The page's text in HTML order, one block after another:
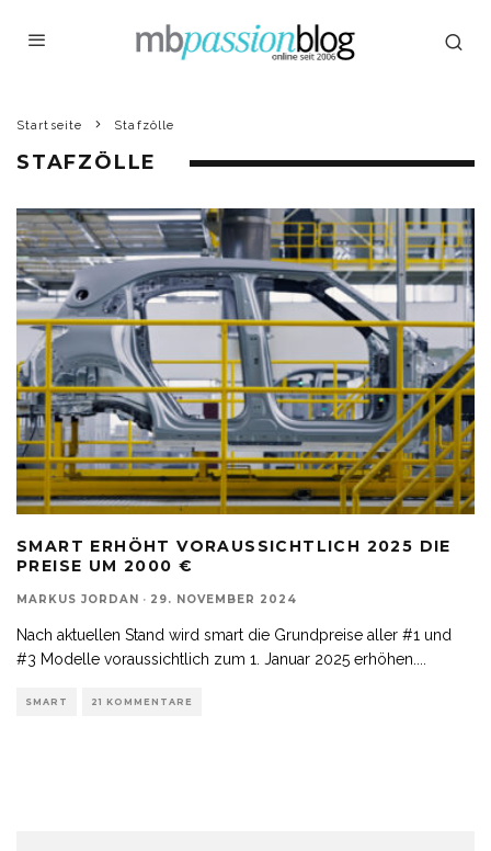
Startseite Stafzölle
STAFZÖLLE
SMART ERHÖHT VORAUSSICHTLICH 2025 DIE
PREISE UM 2000 €
MARKUS JORDAN · 29. NOVEMBER 2024
Nach aktuellen Stand wird smart die Grundpreise aller #1 und
#3 Modelle voraussichtlich zum 1. Januar 2025 erhöhen.
SMART 21 KOMMENTARE